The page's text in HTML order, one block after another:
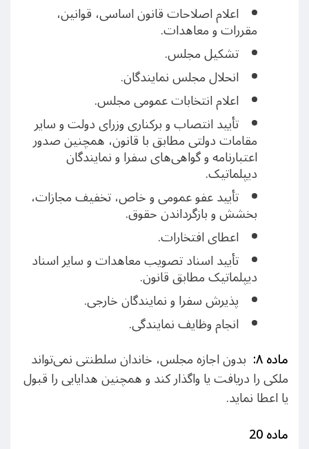
اعلام اصلاحات قانون اساسی، قوانین،
مقررات و معاهدات.
تشکیل مجلس.
انحلال مجلس نمایندگان.
اعلام انتخابات عمومی مجلس.
تأیید انتصاب و برکناری وزرای دولت و سایر
مقامات دولتی مطابق با قانون، همچنین صدور
اعتبارنامه و گواهی‌های سفرا و نمایندگان
دیپلماتیک.
تأیید عفو عمومی و خاص، تخفیف مجازات،
بخشش و بازگرداندن حقوق.
اعطای افتخارات.
تأیید اسناد تصویب معاهدات و سایر اسناد
دیپلماتیک مطابق قانون.
پذیرش سفرا و نمایندگان خارجی.
انجام وظایف نمایندگی.
ماده ۸ : بدون اجازه مجلس، خاندان سلطنتی نمی‌تواند
ملکی را دریافت یا واگذار کند و همچنین هدایایی را قبول
یا اعطا نماید.
ماده 20